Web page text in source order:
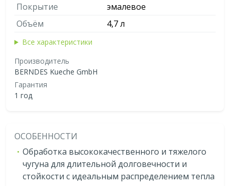
Покрытие
эмалевое
Объём
4,7 л
Все характеристики
Производитель
BERNDES Kueche GmbH
Гарантия
1 год
ОСОБЕННОСТИ
Обработка высококачественного и тяжелого
чугуна для длительной долговечности и
стойкости с идеальным распределением тепла